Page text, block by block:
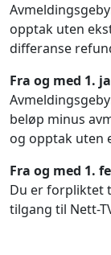
opptak uten
differanse
Fra og med 1.
beløp minus
og opptak uten
Fra og med 1.
Du er forpliktet
tilgang til Nett-